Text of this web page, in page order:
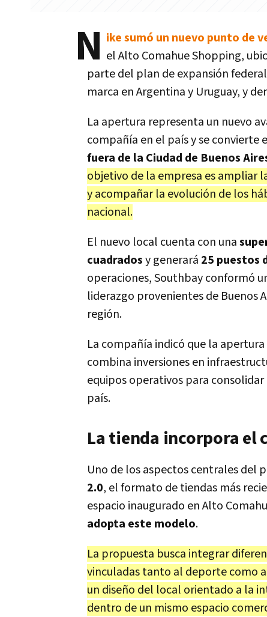
N ike sumó un nuevo punto de
el Alto Comahue Shopping,
parte del plan de expansión
marca en Argentina y Uruguay, y
La apertura representa un nuevo
compañía en el país y se convierte
fuera de la Ciudad de Buenos
objetivo de la empresa es ampliar
y acompañar la evolución de los
nacional.
El nuevo local cuenta con una
cuadradosy generará 25 puestos
operaciones, Southbay conformó
liderazgo provenientes de Buenos
región.
La compañía indicó que la
combina inversiones en
equipos operativos para
país.
La tienda incorpora el
Uno de los aspectos centrales del
2.0, el formato de tiendas más
espacio inaugurado en Alto
adopta este modelo.
La propuesta busca integrar
vinculadas tanto al deporte como
un diseño del local orientado a la
dentro de un mismo espacio